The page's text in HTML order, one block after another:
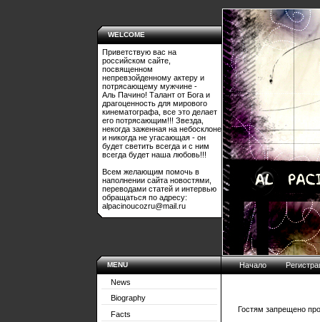
WELCOME
Приветствую вас на
российском сайте,
посвященном
непревзойденному актеру и
потрясающему мужчине -
Аль Пачино! Талант от Бога и
драгоценность для мирового
кинематографа, все это делает
его потрясающим!!! Звезда,
некогда заженная на небосклоне
и никогда не угасающая - он
будет светить всегда и с ним
всегда будет наша любовь!!!
Всем желающим помочь в
наполнении сайта новостями,
переводами статей и интервью
обращаться по адресу:
alpacinoucozru@mail.ru
MENU
News
Biography
Facts
Начало
Гостям запрещено